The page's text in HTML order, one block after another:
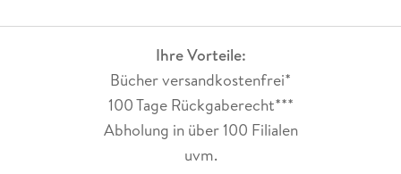
Ihre Vorteile:
Bücher versandkostenfrei*
100 Tage Rückgaberecht***
Abholung in über 100 Filialen
uvm.